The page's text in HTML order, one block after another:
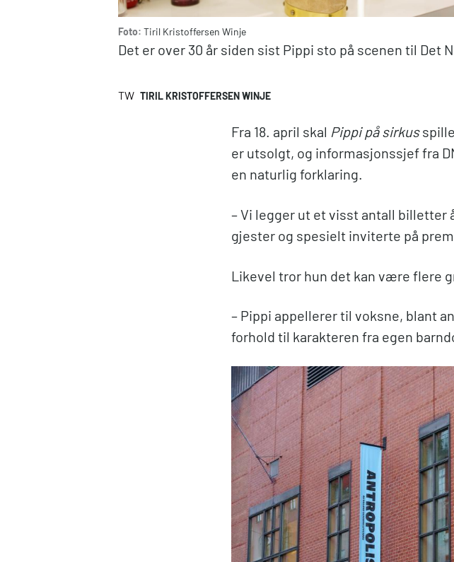
Foto: Tiril Kristoffersen Winje
Det er over 30 år siden sist Pippi sto på scenen til Det
TW TIRIL KRISTOFFERSEN WINJE
Fra 18. april skal Pippi på sirkus
er utsolgt, og informasjonssjef fra
en naturlig forklaring.
– Vi legger ut et visst antall billetter
gjester og spesielt inviterte på
Likevel tror hun det kan være flere
– Pippi appellerer til voksne, blant
forhold til karakteren fra egen